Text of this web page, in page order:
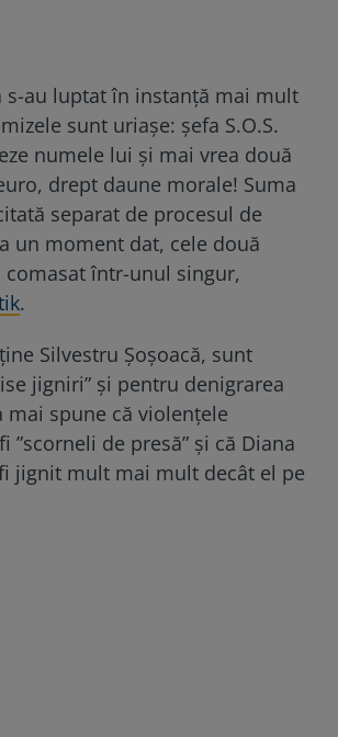
s-au luptat în instanță mai mult
sunt uriașe: șefa S.O.S.
numele lui și mai vrea două
drept daune morale! Suma
separat de procesul de
un moment dat, cele două
comasat într-unul singur,
.
Silvestru Șoșoacă, sunt
jigniri” și pentru denigrarea
mai spune că violențele
”scorneli de presă” și că Diana
jignit mult mai mult decât el pe